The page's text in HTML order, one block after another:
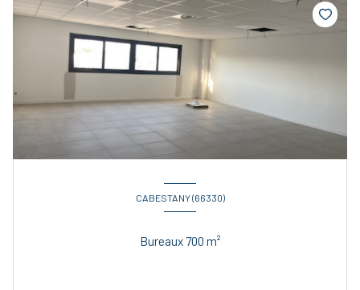
CABESTANY (66330)
Bureaux 700 m²